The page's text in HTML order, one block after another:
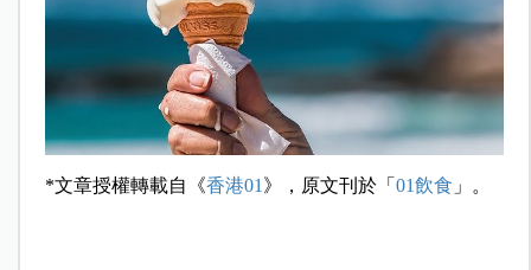
*文章授權轉載自《香港01 》，原文刊於「 01飲食 」。